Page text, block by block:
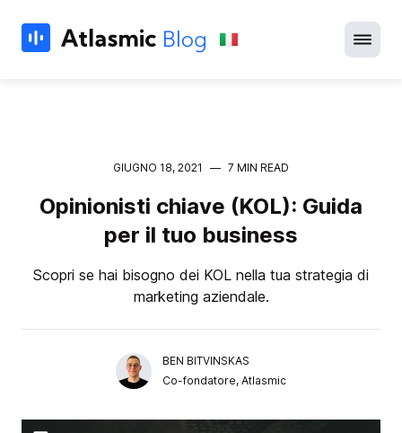
GIUGNO 18, 2021 — 7 MIN READ
Opinionisti chiave (KOL): Guida
per il tuo business
Scopri se hai bisogno dei KOL nella tua strategia di
marketing aziendale.
BEN BITVINSKAS
Co-fondatore, Atlasmic